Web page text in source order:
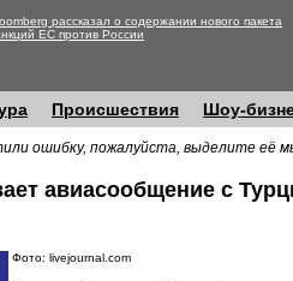
рассказал о содержании нового пакета
ЕС против России
Происшествия Шоу-
ошибку, пожалуйста, выделите её
авиасообщение с
Фото: livejournal.com